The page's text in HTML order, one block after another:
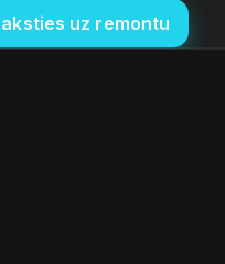
uz remontu